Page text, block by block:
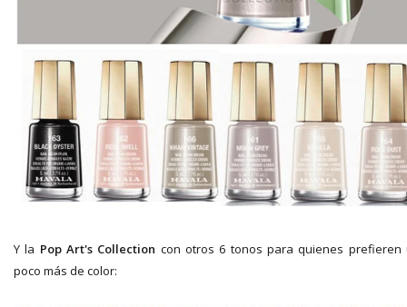
Y la Pop Art's Collection con otros 6 tonos para quienes prefieren
poco más de color: